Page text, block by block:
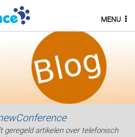
geregeld artikelen over telefonisch
MENU